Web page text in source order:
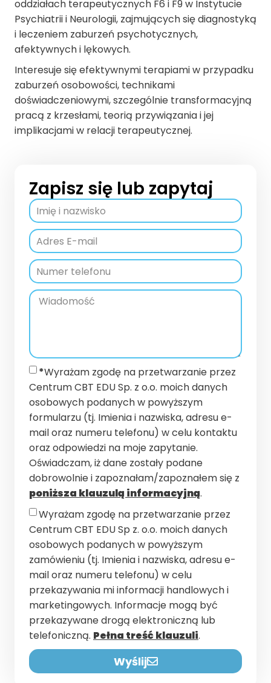
oddziałach terapeutycznych F6 i F9 w Instytucie
Psychiatrii i Neurologii, zajmujących się diagnostyką
i leczeniem zaburzeń psychotycznych,
afektywnych i lękowych.
Interesuje się efektywnymi terapiami w przypadku
zaburzeń osobowości, technikami
doświadczeniowymi, szczególnie transformacyjną
pracą z krzesłami, teorią przywiązania i jej
implikacjami w relacji terapeutycznej.
Zapisz się lub zapytaj
*Wyrażam zgodę na przetwarzanie przez
Centrum CBT EDU Sp. z o.o. moich danych
osobowych podanych w powyższym
formularzu (tj. Imienia i nazwiska, adresu e-
mail oraz numeru telefonu) w celu kontaktu
oraz odpowiedzi na moje zapytanie.
Oświadczam, iż dane zostały podane
dobrowolnie i zapoznałam/zapoznałem się z
poniższa klauzulą informacyjną.
Wyrażam zgodę na przetwarzanie przez
Centrum CBT EDU Sp z. o.o. moich danych
osobowych podanych w powyższym
zamówieniu (tj. Imienia i nazwiska, adresu e-
mail oraz numeru telefonu) w celu
przekazywania mi informacji handlowych i
marketingowych. Informacje mogą być
przekazywane drogą elektroniczną lub
telefoniczną. Pełna treść klauzuli.
Wyślij